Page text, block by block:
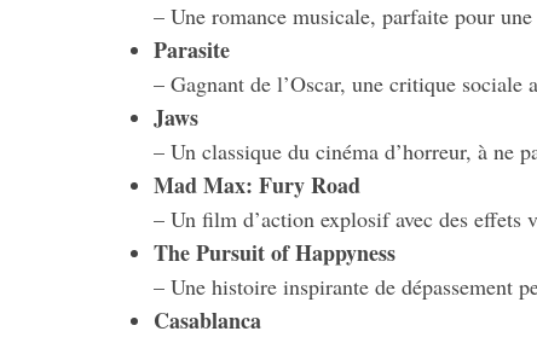
– Une romance musicale, parfaite pour
Parasite
– Gagnant de l’Oscar, une critique sociale
Jaws
– Un classique du cinéma d’horreur, à ne
Mad Max: Fury Road
– Un film d’action explosif avec des effets
The Pursuit of Happyness
– Une histoire inspirante de dépassement
Casablanca